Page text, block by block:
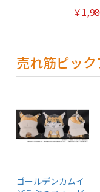
￥
売れ筋ピッ
ゴールデンカムイ